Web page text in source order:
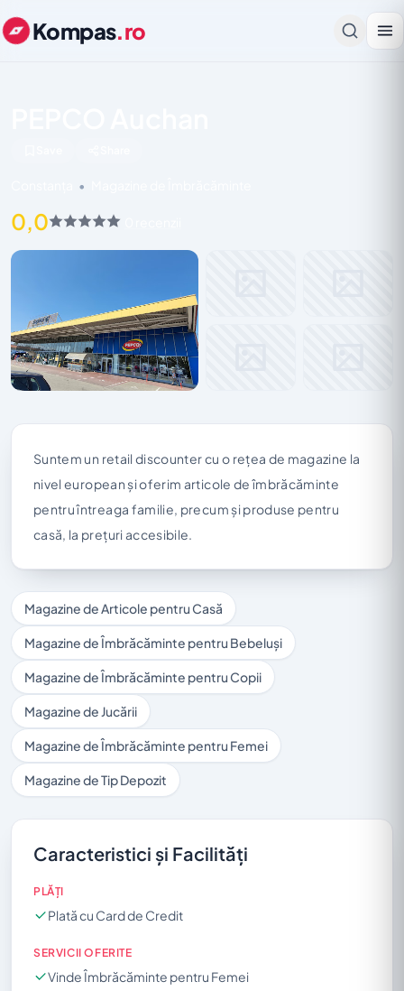
Kompas.ro
•
0,0
Suntem un retail discounter cu o rețea de magazine la
nivel european și oferim articole de îmbrăcăminte
pentru întreaga familie, precum și produse pentru
casă, la prețuri accesibile.
Magazine de Articole pentru Casă
Magazine de Îmbrăcăminte pentru Bebeluși
Magazine de Îmbrăcăminte pentru Copii
Magazine de Jucării
Magazine de Îmbrăcăminte pentru Femei
Magazine de Tip Depozit
Caracteristici și Facilități
PLĂȚI
Plată cu Card de Credit
SERVICII OFERITE
Vinde Îmbrăcăminte pentru Femei